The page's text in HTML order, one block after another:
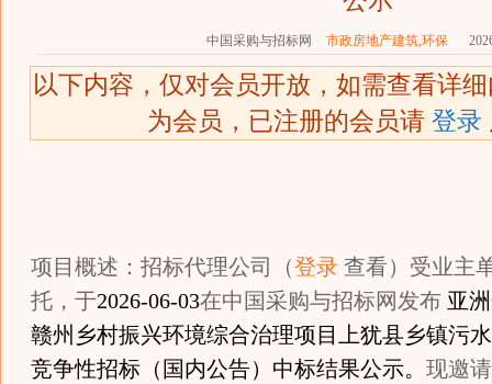
中国采购与招标网 市政房地产建筑,环保
以下内容，仅对会员开放，如需查看详
为会员，已注册的会员请 登录
项目概述：招标代理公司（登录 查看）受业主
托，于2026-06-03在中国采购与招标网发布 亚
赣州乡村振兴环境综合治理项目上犹县乡镇污
竞争性招标（国内公告）中标结果公示。 现邀